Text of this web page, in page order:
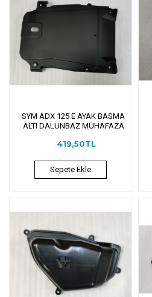
SYM ADX 125 E AYAK BASMA
ALTI DALUNBAZ MUHAFAZA
419,50TL
Sepete Ekle